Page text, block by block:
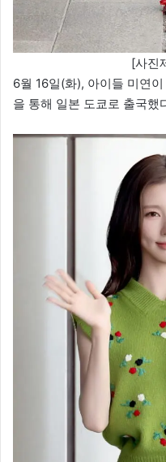
[사진
6월 16일(화), 아이들 미연
을 통해 일본 도쿄로 출국했